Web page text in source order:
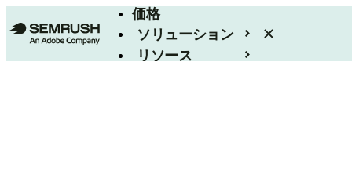
価格
ソリューション
リソース